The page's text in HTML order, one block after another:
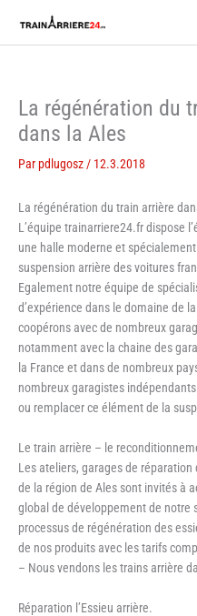
contenu
La régénération du
dans la Ales
Par pdlugosz / 12.3.2018
La régénération du train arrière
L’équipe trainarriere24.fr dispose
une halle moderne et
suspension arrière des voitures
Egalement notre équipe de
d’expérience dans le domaine de
coopérons avec de nombreux
notamment avec la chaine des
la France et dans de nombreux
nombreux garagistes
ou remplacer ce élément de la
Le train arrière – le
Les ateliers, garages de
de la région de Ales sont invités à
global de développement de notre
processus de régénération des
de nos produits avec les tarifs
– Nous vendons les trains arrière
Réparation l’Essieu arrière.